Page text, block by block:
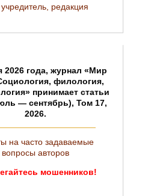
редакция
2026 года, журнал «Мир
филология,
принимает статьи
— сентябрь), Том 17,
2026.
на часто задаваемые
вопросы авторов
мошенников!